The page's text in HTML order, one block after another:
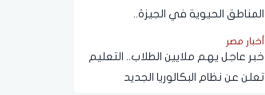
المناطق الحيوية في الجيزة..
ومناشدات للمواطنين بتدبير
احتياجاتهم
أخبار مصر
خبر عاجل يهم ملايين الطلاب.. التعليم
تعلن عن نظام البكالوريا الجديد